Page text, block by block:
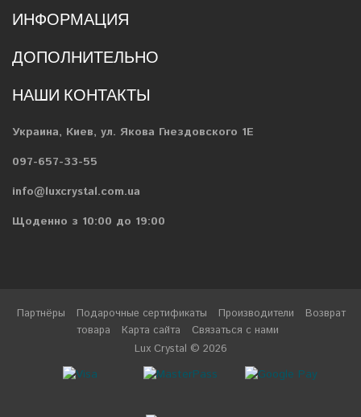
ИНФОРМАЦИЯ
ДОПОЛНИТЕЛЬНО
НАШИ КОНТАКТЫ
Украина, Киев, ул. Якова Гнездовского 1Е
097-657-33-55
info@luxcrystal.com.ua
Щоденно з 10:00 до 19:00
Партнёры Подарочные сертификаты Производители
Возврат
товара
Карта сайта
Связаться с нами
Lux Crystal © 2026